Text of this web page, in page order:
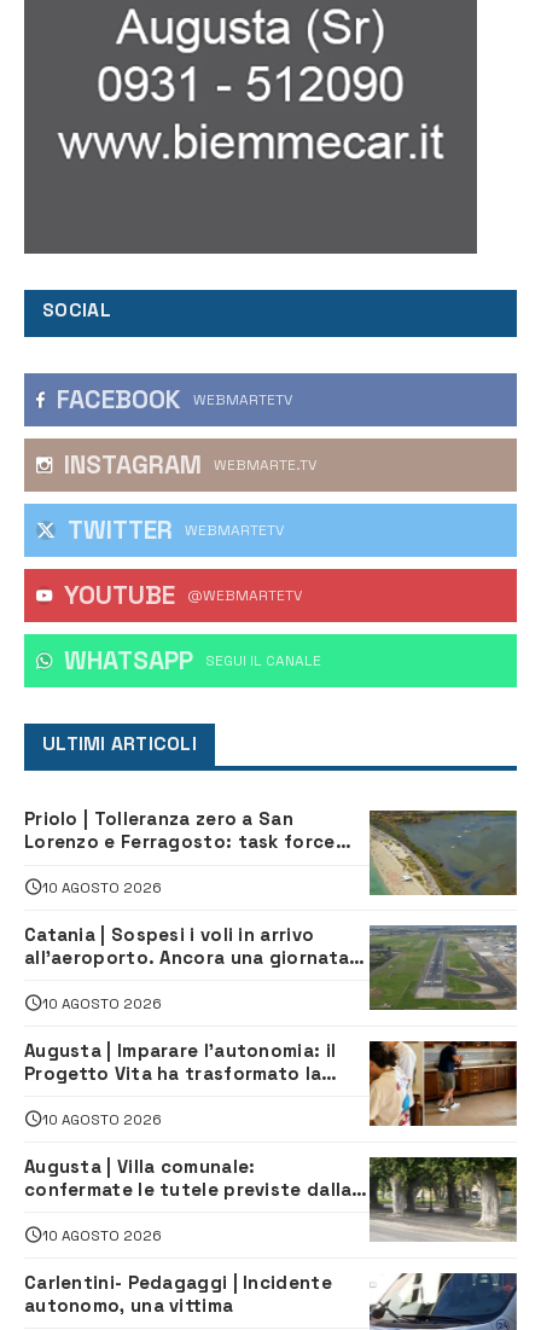
SOCIAL
FACEBOOK WEBMARTETV
INSTAGRAM WEBMARTE.TV
TWITTER WEBMARTETV
YOUTUBE @WEBMARTETV
WHATSAPP ‎SEGUI IL CANALE
ULTIMI ARTICOLI
Priolo | Tolleranza zero a San
Lorenzo e Ferragosto: task force
navette gratuite
10 AGOSTO 2026
Catania | Sospesi i voli in arrivo
all’aeroporto. Ancora una giornata
10 AGOSTO 2026
Augusta | Imparare l’autonomia: il
Progetto Vita ha trasformato la
indipendenza
10 AGOSTO 2026
Augusta | Villa comunale:
confermate le tutele previste dalla
10 AGOSTO 2026
Carlentini- Pedagaggi | Incidente
autonomo, una vittima